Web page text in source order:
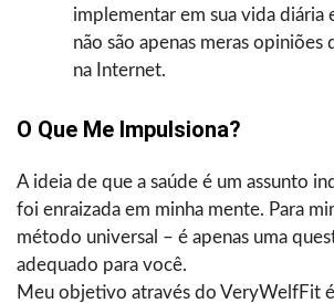
implementar em sua vida diária
não são apenas meras opiniões
na Internet.
O Que Me Impulsiona?
A ideia de que a saúde é um assunto
foi enraizada em minha mente. Para
método universal – é apenas uma
adequado para você.
Meu objetivo através do VeryWelfFit